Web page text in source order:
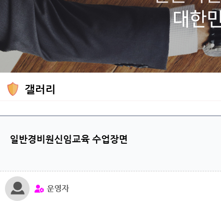
갤러리
일반경비원신임교육 수업장면
운영자